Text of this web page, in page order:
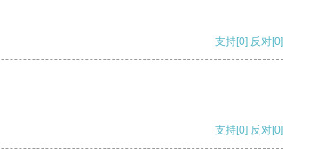
支持[0] 反对[0]
支持[0] 反对[0]